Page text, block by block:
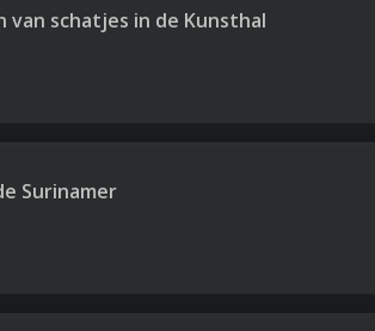
van schatjes in de Kunsthal
Surinamer